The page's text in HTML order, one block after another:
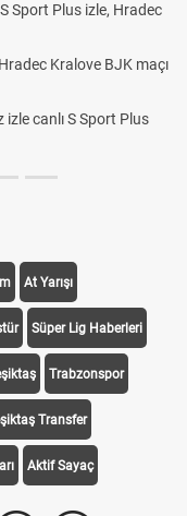
Sport Plus izle, Hradec
Kralove BJK maçı
canlı S Sport Plus
At Yarışı
Süper Lig Haberleri
Trabzonspor
Transfer
Aktif Sayaç